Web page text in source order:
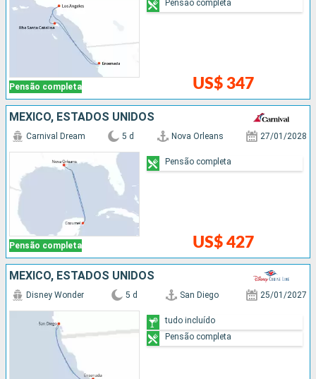
Pensão completa US$ 347
Pensão completa
MÉXICO, ESTADOS UNIDOS
Pensão completa
Carnival Dream 5 d Nova Orleans 27/01/2028
US$ 427
Pensão completa
MÉXICO, ESTADOS UNIDOS
Disney Wonder 5 d San Diego 25/01/2027
tudo incluído
Pensão completa